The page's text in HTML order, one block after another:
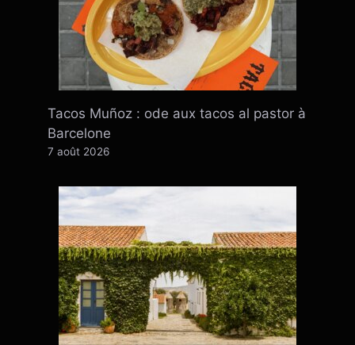
Tacos Muñoz : ode aux tacos al pastor à
Barcelone
7 août 2026